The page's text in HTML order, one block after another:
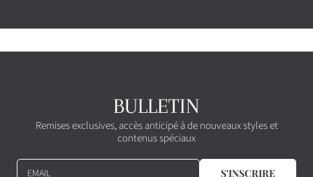
BULLETIN
Remises exclusives, accès anticipé à de nouveaux styles et
contenus spéciaux
EMAIL S'INSCRIRE